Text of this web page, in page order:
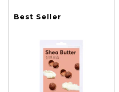
Best Seller